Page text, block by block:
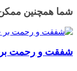
شما همچنین
شفقت و رحمت بر